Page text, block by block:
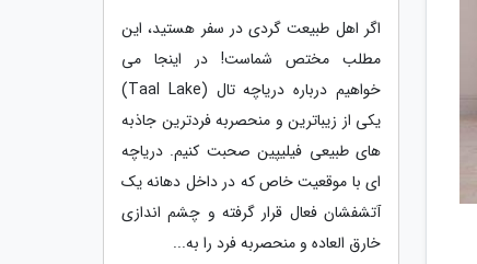
اگر اهل طبیعت گردی در سفر هستید، این
مطلب مختص شماست! در اینجا می
خواهیم درباره دریاچه تال (Taal Lake)
یکی از زیباترین و منحصربه فردترین جاذبه
های طبیعی فیلیپین صحبت کنیم. دریاچه
ای با موقعیت خاص که در داخل دهانه یک
آتشفشان فعال قرار گرفته و چشم اندازی
خارق العاده و منحصربه فرد را به...